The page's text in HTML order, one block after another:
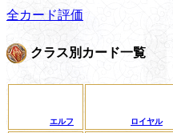
全カード評価
クラス別カード一覧
エルフ ロイヤル